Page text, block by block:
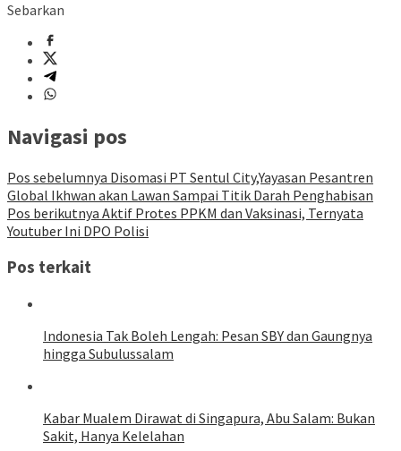
Sebarkan
Navigasi pos
Pos sebelumnya Disomasi PT Sentul City,Yayasan Pesantren
Global Ikhwan akan Lawan Sampai Titik Darah Penghabisan
Pos berikutnya Aktif Protes PPKM dan Vaksinasi, Ternyata
Youtuber Ini DPO Polisi
Pos terkait
Indonesia Tak Boleh Lengah: Pesan SBY dan Gaungnya
hingga Subulussalam
Kabar Mualem Dirawat di Singapura, Abu Salam: Bukan
Sakit, Hanya Kelelahan